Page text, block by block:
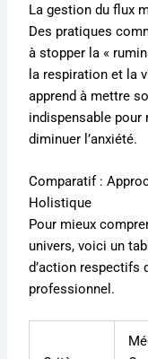
La gestion du flux
Des pratiques
à stopper la «
la respiration et la
apprend à mettre
indispensable pour
diminuer l’anxiété.
Comparatif :
Holistique
Pour mieux
univers, voici un
d’action respectifs
professionnel.